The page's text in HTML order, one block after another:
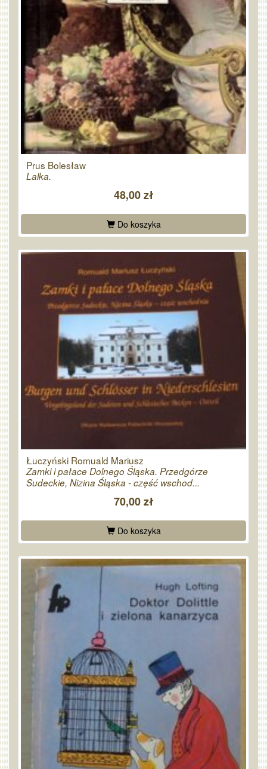
Prus Bolesław
Lalka.
48,00 zł
Do koszyka
Łuczyński Romuald Mariusz
Zamki i pałace Dolnego Śląska. Przedgórze
Sudeckie, Nizina Śląska - część wschod...
70,00 zł
Do koszyka